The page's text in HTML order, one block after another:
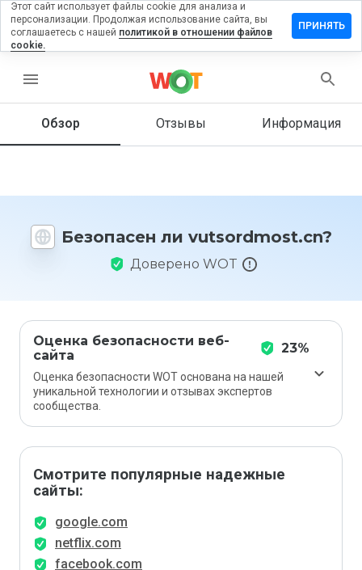
menu
Обзор Отзывы Информация
Безопасен ли vutsordmost.cn?
Доверено WOT
Оценка безопасности веб-
сайта
23%
Оценка безопасности WOT основана на нашей
уникальной технологии и отзывах экспертов
сообщества.
Смотрите популярные надежные
сайты:
google.com
netflix.com
facebook.com
на
Как бы
этот
1 до 5?
Этот сайт использует файлы cookie для анализа и
персонализации. Продолжая использование сайта, вы
соглашаетесь с нашей политикой в отношении файлов
cookie.
ПРИНЯТЬ